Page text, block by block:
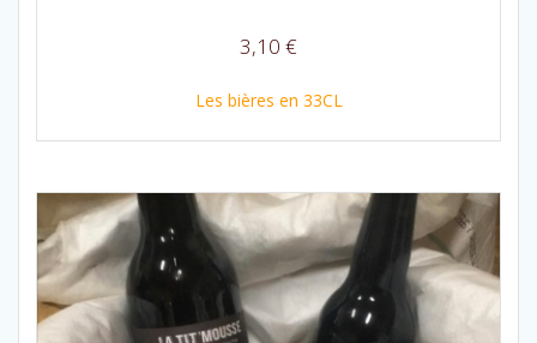
3,10 €
Les bières en 33CL